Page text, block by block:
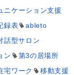
ニケーション支援
録表
ableto
話型サロン
ン
第3の居場所
宅ワーク
移動支援